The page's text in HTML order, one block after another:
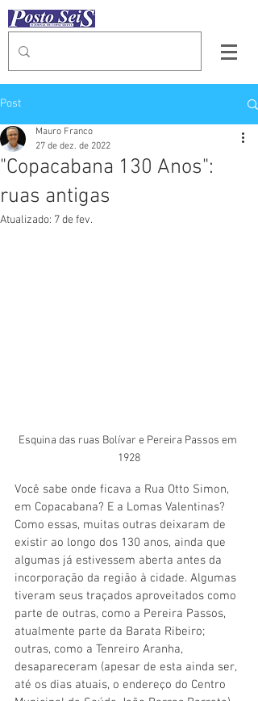
Post
"Copacabana 130 Anos":
ruas antigas
Mauro Franco
27 de dez. de 2022
Atualizado: 7 de fev.
Esquina das ruas Bolívar e Pereira Passos em
1928
Você sabe onde ficava a Rua Otto Simon,
em Copacabana? E a Lomas Valentinas?
Como essas, muitas outras deixaram de
existir ao longo dos 130 anos, ainda que
algumas já estivessem aberta antes da
incorporação da região à cidade. Algumas
tiveram seus traçados aproveitados como
parte de outras, como a Pereira Passos,
atualmente parte da Barata Ribeiro;
outras, como a Tenreiro Aranha,
desapareceram (apesar de esta ainda ser,
até os dias atuais, o endereço do Centro